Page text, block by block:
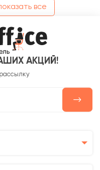
все
АКЦИЙ!